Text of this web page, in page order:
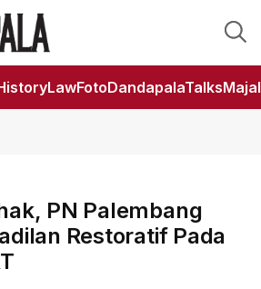
FotoDandapalaTalks
PN Palembang
Restoratif Pada